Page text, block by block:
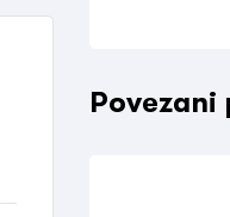
Povezani